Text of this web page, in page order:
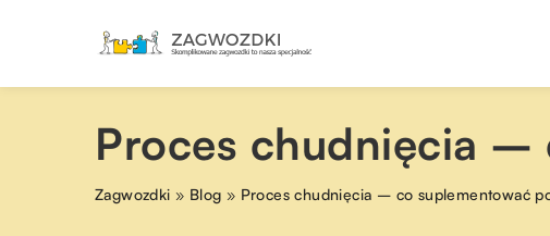
Proces chudnięcia –
Zagwozdki » Blog » Proces chudnięcia – co suplementować